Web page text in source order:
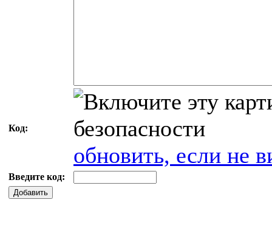
Код:
обновить, если не
Введите код:
Добавить